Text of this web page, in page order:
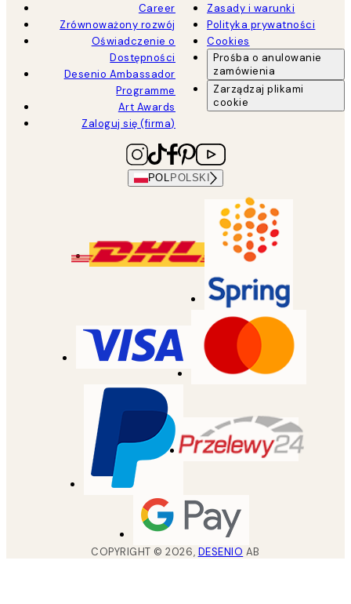
Career
Zrównoważony rozwój
Oświadczenie o
Dostępności
Desenio Ambassador
Programme
Art Awards
Zaloguj się (firma)
Zasady i warunki
Polityka prywatności
Cookies
Prośba o anulowanie
zamówienia
Zarządzaj plikami
cookie
POL POLSKI
COPYRIGHT ©2026, DESENIO AB